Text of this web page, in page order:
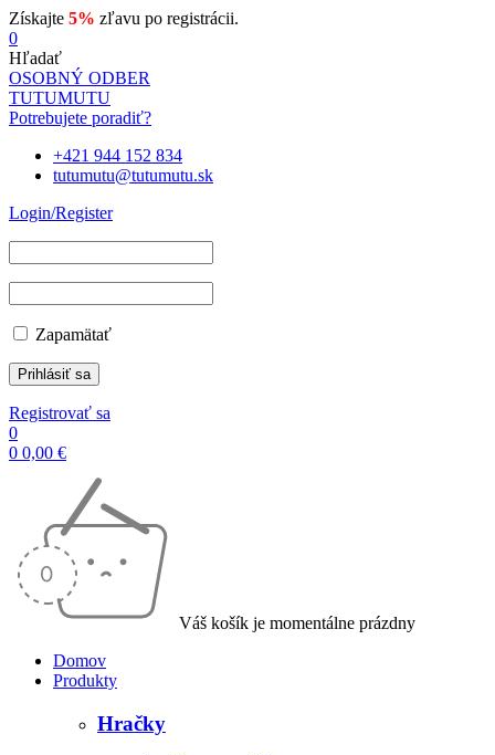
Získajte 5% zľavu po registrácii.
0
Hľadať
OSOBNÝ ODBER
TUTUMUTU
Potrebujete poradiť?
+421 944 152 834
tutumutu@tutumutu.sk
Login/Register
Zapamätať
Registrovať sa
0
0 0,00 €
Váš košík je momentálne prázdny
Domov
Produkty
Hračky